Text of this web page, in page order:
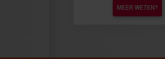
MEER WETEN?